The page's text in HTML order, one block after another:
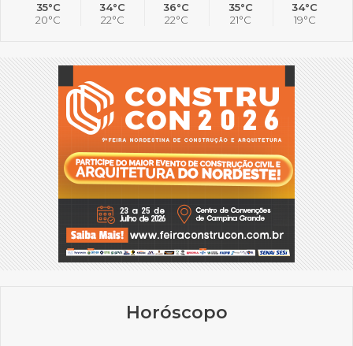
35°C
20°C
34°C
22°C
36°C
22°C
35°C
21°C
34°C
19°C
Horóscopo